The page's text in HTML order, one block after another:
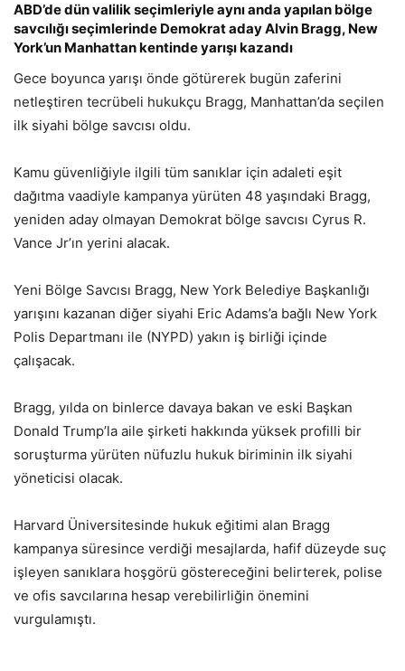
ABD’de dün valilik seçimleriyle aynı anda yapılan bölge
savcılığı seçimlerinde Demokrat aday Alvin Bragg, New
York’un Manhattan kentinde yarışı kazandı
Gece boyunca yarışı önde götürerek bugün zaferini
netleştiren tecrübeli hukukçu Bragg, Manhattan’da seçilen
ilk siyahi bölge savcısı oldu.
Kamu güvenliğiyle ilgili tüm sanıklar için adaleti eşit
dağıtma vaadiyle kampanya yürüten 48 yaşındaki Bragg,
yeniden aday olmayan Demokrat bölge savcısı Cyrus R.
Vance Jr’ın yerini alacak.
Yeni Bölge Savcısı Bragg, New York Belediye Başkanlığı
yarışını kazanan diğer siyahi Eric Adams’a bağlı New York
Polis Departmanı ile (NYPD) yakın iş birliği içinde
çalışacak.
Bragg, yılda on binlerce davaya bakan ve eski Başkan
Donald Trump’la aile şirketi hakkında yüksek profilli bir
soruşturma yürüten nüfuzlu hukuk biriminin ilk siyahi
yöneticisi olacak.
Harvard Üniversitesinde hukuk eğitimi alan Bragg
kampanya süresince verdiği mesajlarda, hafif düzeyde suç
işleyen sanıklara hoşgörü göstereceğini belirterek, polise
ve ofis savcılarına hesap verebilirliğin önemini
vurgulamıştı.